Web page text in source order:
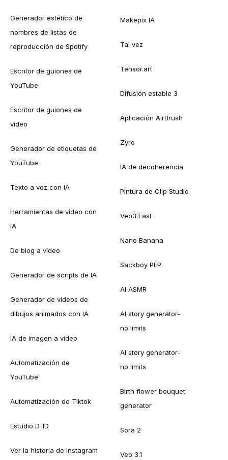
Generador estético de
nombres de listas de
reproducción de Spotify
Escritor de guiones de
YouTube
Escritor de guiones de
vídeo
Generador de etiquetas de
YouTube
Texto a voz con IA
Herramientas de vídeo con
IA
De blog a vídeo
Generador de scripts de IA
Generador de videos de
dibujos animados con IA
IA de imagen a vídeo
Automatización de
YouTube
Automatización de Tiktok
Estudio D-ID
Ver la historia de Instagram
Makepix IA
Tal vez
Tensor.art
Difusión estable 3
Aplicación AirBrush
Zyro
IA de decoherencia
Pintura de Clip Studio
Veo3 Fast
Nano Banana
Sackboy PFP
AI ASMR
AI story generator-
no limits
AI story generator-
no limits
Birth flower bouquet
generator
Sora 2
Veo 3.1